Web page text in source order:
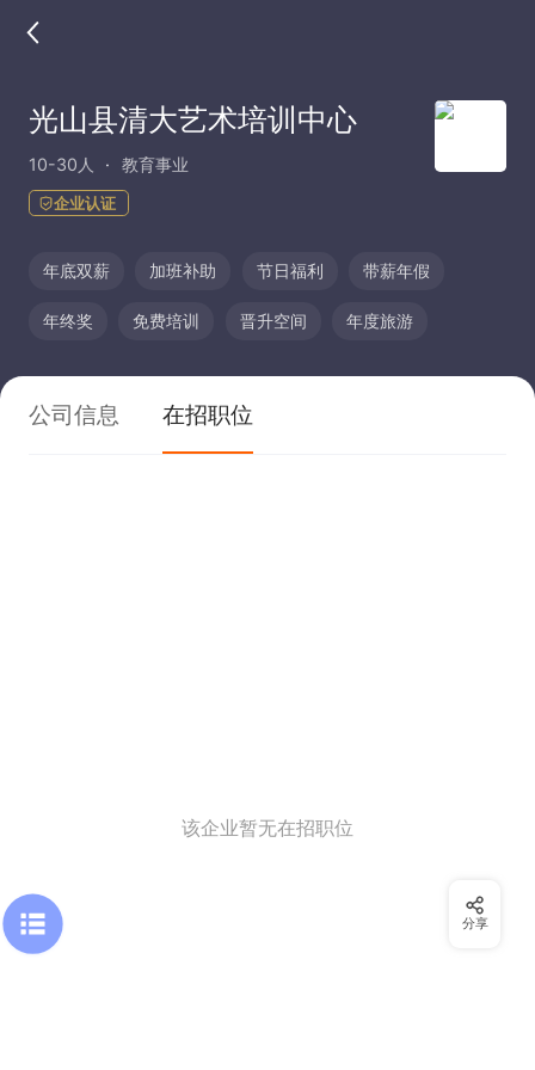
光山县清大艺术培训中心
10-30人 教育事业
企业认证
年底双薪 加班补助 节日福利 带薪年假
年终奖 免费培训 晋升空间 年度旅游
公司信息 在招职位
该企业暂无在招职位
分享